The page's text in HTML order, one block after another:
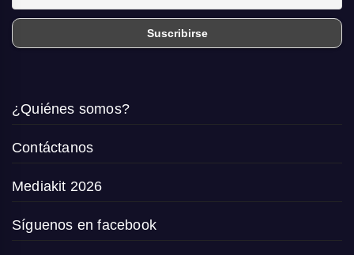
¿Quiénes somos?
Contáctanos
Mediakit 2026
Síguenos en facebook